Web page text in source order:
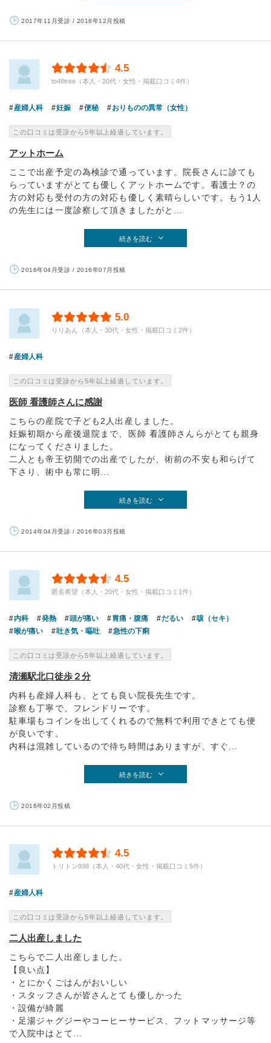
2017年11月受診 / 2018年12月投稿
4.5
to48tree（本人・20代・女性・掲載口コミ4件）
産婦人科 妊娠 便秘 おりものの異常（女性）
この口コミは受診から5年以上経過しています。
アットホーム
ここで出産予定の為検診で通っています。院長さんに診ても
らっていますがとても優しくアットホームです。看護士？の
方の対応も受付の方の対応も優しく素晴らしいです。もう1人
の先生には一度診察して頂きましたがと...
続きを読む
2016年04月受診 / 2016年07月投稿
5.0
りりあん（本人・30代・女性・掲載口コミ2件）
産婦人科
この口コミは受診から5年以上経過しています。
医師 看護師さんに感謝
こちらの産院で子ども2人出産しました。
妊娠初期から産後退院まで、医師 看護師さんらがとても親身
になってくださりました。
二人とも帝王切開での出産でしたが、術前の不安も和らげて
下さり、術中も常に明...
続きを読む
2014年04月受診 / 2016年03月投稿
4.5
匿名希望（本人・20代・女性・掲載口コミ1件）
内科 発熱 頭が痛い 胃痛・腹痛 だるい
咳（セキ）
喉が痛い
吐き気・嘔吐 急性の下痢
この口コミは受診から5年以上経過しています。
清瀬駅北口徒歩２分
内科も産婦人科も、とても良い院長先生です。
診察も丁寧で、フレンドリーです。
駐車場もコインを出してくれるので無料で利用できとても便
が良いです。
内科は混雑しているので待ち時間はありますが、すぐ...
続きを読む
2016年02月投稿
4.5
トリトン938（本人・40代・女性・掲載口コミ5件）
産婦人科
この口コミは受診から5年以上経過しています。
二人出産しました
こちらで二人出産しました。
【良い点】
・とにかくごはんがおいしい
・スタッフさんが皆さんとても優しかった
・設備が綺麗
・足湯ジャグジーやコーヒーサービス、フットマッサージ等
で入院中はとて...